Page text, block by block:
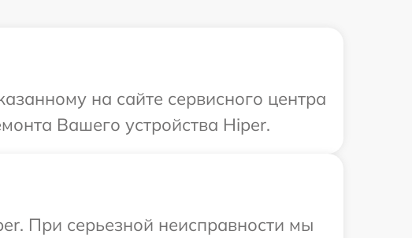
на сайте сервисного центра
Вашего устройства Hiper.
При серьезной неисправности мы